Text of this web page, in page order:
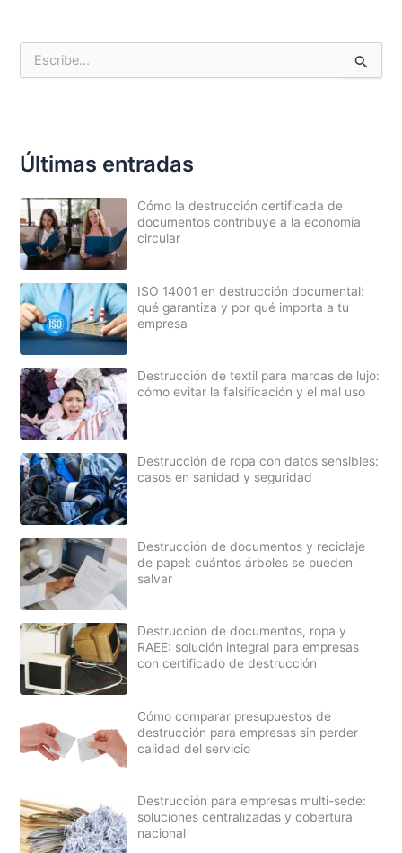
p
o
r
:
Últimas entradas
Cómo la destrucción certificada de
documentos contribuye a la economía
circular
ISO 14001 en destrucción documental:
qué garantiza y por qué importa a tu
empresa
Destrucción de textil para marcas de lujo:
cómo evitar la falsificación y el mal uso
Destrucción de ropa con datos sensibles:
casos en sanidad y seguridad
Destrucción de documentos y reciclaje
de papel: cuántos árboles se pueden
salvar
Destrucción de documentos, ropa y
RAEE: solución integral para empresas
con certificado de destrucción
Cómo comparar presupuestos de
destrucción para empresas sin perder
calidad del servicio
Destrucción para empresas multi-sede:
soluciones centralizadas y cobertura
nacional